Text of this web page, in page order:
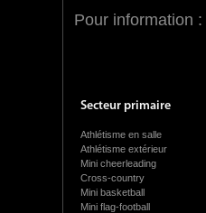
Pour information :
Secteur primaire
Athlétisme en salle
Athlétisme extérieur
Mini cheerleading
Cross-country
Mini basketball
Mini flag-football